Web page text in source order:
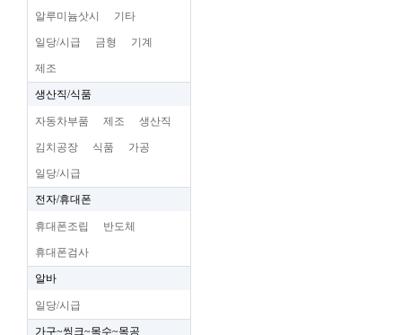
알루미늄삿시 기타
일당/시급 금형 기계
제조
생산직/식품
자동차부품 제조 생산직
김치공장 식품 가공
일당/시급
전자/휴대폰
휴대폰조립 반도체
휴대폰검사
알바
일당/시급
가구~씽크~목수~목공